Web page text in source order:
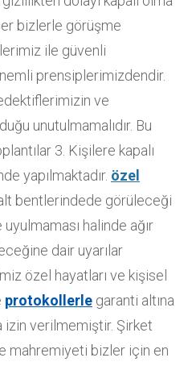
bizlerle görüşme
ile güvenli
prensiplerimizdendir.
ve
unutulmamalıdır. Bu
3. Kişilere kapalı
yapılmaktadır. özel
bentlerindede görüleceği
uyulmaması halinde ağır
dair uyarılar
özel hayatları ve kişisel
protokollerle garanti altına
izin verilmemiştir. Şirket
mahremiyeti bizler için en